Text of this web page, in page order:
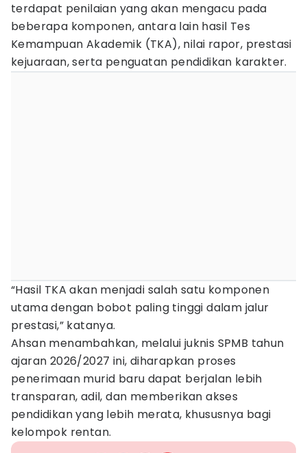
terdapat penilaian yang akan mengacu pada
beberapa komponen, antara lain hasil Tes
Kemampuan Akademik (TKA), nilai rapor, prestasi
kejuaraan, serta penguatan pendidikan karakter.
“Hasil TKA akan menjadi salah satu komponen
utama dengan bobot paling tinggi dalam jalur
prestasi,” katanya.
Ahsan menambahkan, melalui juknis SPMB tahun
ajaran 2026/2027 ini, diharapkan proses
penerimaan murid baru dapat berjalan lebih
transparan, adil, dan memberikan akses
pendidikan yang lebih merata, khususnya bagi
kelompok rentan.